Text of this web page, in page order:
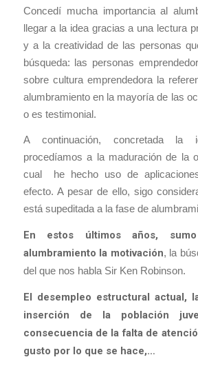
Concedí mucha importancia al
llegar a la idea gracias a una lectura
y a la creatividad de las personas
búsqueda: las personas
sobre cultura emprendedora la
alumbramiento en la mayoría de las
o es testimonial.
A continuación, concretada la
procedíamos a la maduración de la
cual he hecho uso de
efecto. A pesar de ello, sigo
está supeditada a la fase de
En estos últimos años,
alumbramiento la motivación, la
del que nos habla Sir Ken Robinson.
El desempleo estructural actual,
inserción de la población
consecuencia de la falta de
gusto por lo que se hace,…